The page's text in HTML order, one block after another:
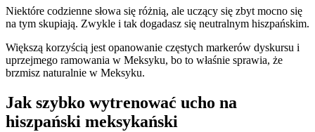
Niektóre codzienne słowa się różnią, ale uczący się zbyt mocno się
na tym skupiają. Zwykle i tak dogadasz się neutralnym hiszpańskim.
Większą korzyścią jest opanowanie częstych markerów dyskursu i
uprzejmego ramowania w Meksyku, bo to właśnie sprawia, że
brzmisz naturalnie w Meksyku.
Jak szybko wytrenować ucho na
hiszpański meksykański